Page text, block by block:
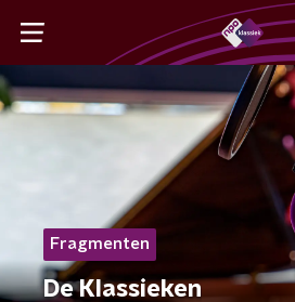
Fragmenten
De Klassieken